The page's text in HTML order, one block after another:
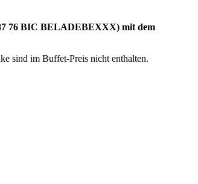
76 BIC BELADEBEXXX) mit dem
sind im Buffet-Preis nicht enthalten.